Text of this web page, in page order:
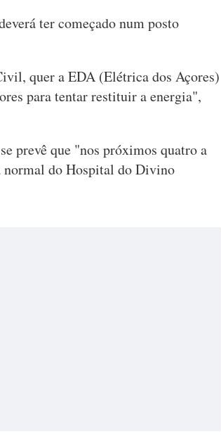
ter começado num posto
quer a EDA (Elétrica dos Açores)
para tentar restituir a energia",
prevê que "nos próximos quatro a
do Hospital do Divino